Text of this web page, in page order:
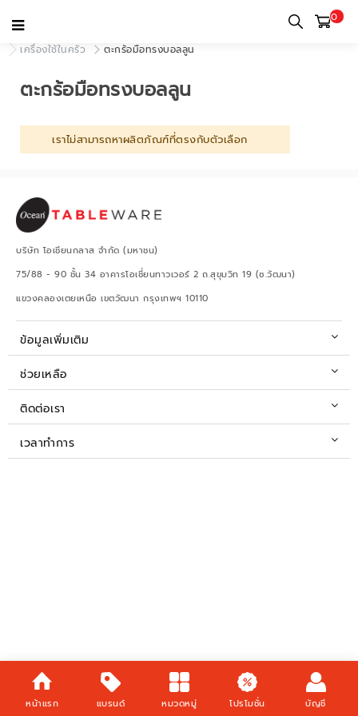
0
หน้าแรก แบรนด์ หมวดหมู่ โปรโมชั่น บัญชี
หน้าแรก
เครื่องใช้บนโต๊ะอาหารและเครื่องใช้ในครัว
เครื่องใช้ในครัว
ตะกร้อมือทรงบอลลูน
ตะกร้อมือทรงบอลลูน
เราไม่สามารถหาผลิตภัณฑ์ที่ตรงกับตัวเลือก
บริษัท โอเชียนกลาส จำกัด (มหาชน)
75/88 - 90 ชั้น 34 อาคารโอเชี่ยนทาวเวอร์ 2 ถ.สุขุมวิท 19 (ซ.วัฒนา)
แขวงคลองเตยเหนือ เขตวัฒนา กรุงเทพฯ 10110
ข้อมูลเพิ่มเติม
ช่วยเหลือ
ติดต่อเรา
เวลาทำการ